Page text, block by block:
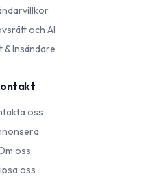
och AI
& Insändare
oss
oss
oss